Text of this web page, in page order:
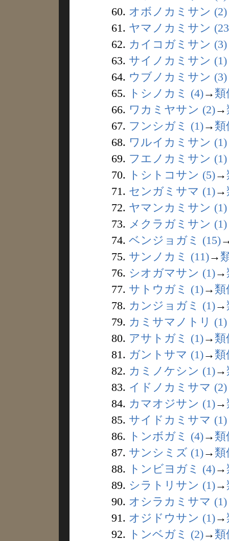
60. オボノカミサン (2)
61. ヤマノカミサン
62. カイコガミサン (3)
63. サイノカミサン (1)
64. ウブノカミサン (3)
65.
トシノカミ (4)→ 類
66. ワカミヤサン (2)→
67. フンシガミ (1)→ 類
68. ワルイカミサン (1)
69. フエノカミサン (1)
70.
トシトコサン (5)→
71. センガミサマ (1)→
72. ヤマンカミサン (1)
73. メクラガミサン (1)
74. ベンジョガミ (15)
75. サンノカミ (11)→
76. シオガマサン (1)→
77. サトウガミ (1)→ 類
78. カンジョガミ (1)→
79. カミサマノトリ (1)
80. アサトガミ (1)→ 類
81. ガントサマ (1)→ 類
82. カミノケシン (1)→
83. イドノカミサマ (2)
84. カマオジサン (1)→
85. サイドカミサマ (1)
86.
トンボガミ (4)→ 類
87. サンシミズ (1)→ 類
88.
トンビヨガミ (4)→
89. シラトリサン (1)→
90. オシラカミサマ (1)
91. オジドウサン (1)→
92.
トンベガミ (2)→ 類